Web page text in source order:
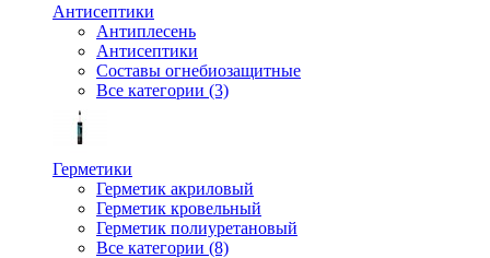
Антисептики
Антиплесень
Антисептики
Составы огнебиозащитные
Все категории (3)
Герметики
Герметик акриловый
Герметик кровельный
Герметик полиуретановый
Все категории (8)